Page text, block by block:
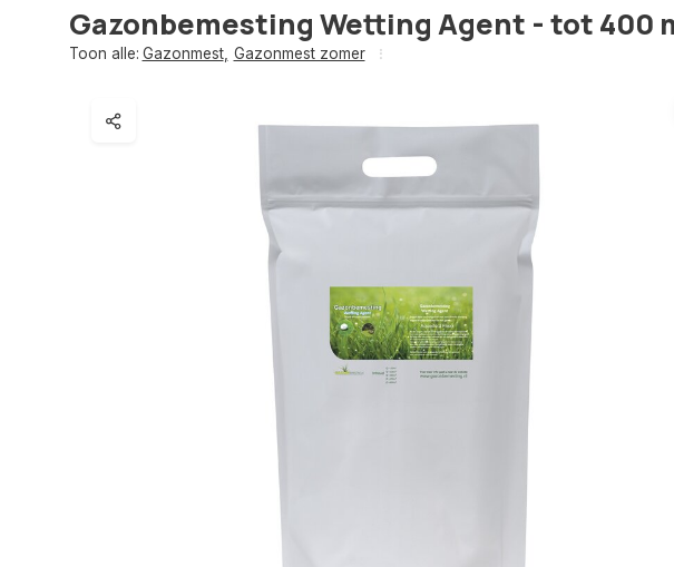
Gazonbemesting Wetting Agent - tot 400
Toon alle: Gazonmest, Gazonmest zomer